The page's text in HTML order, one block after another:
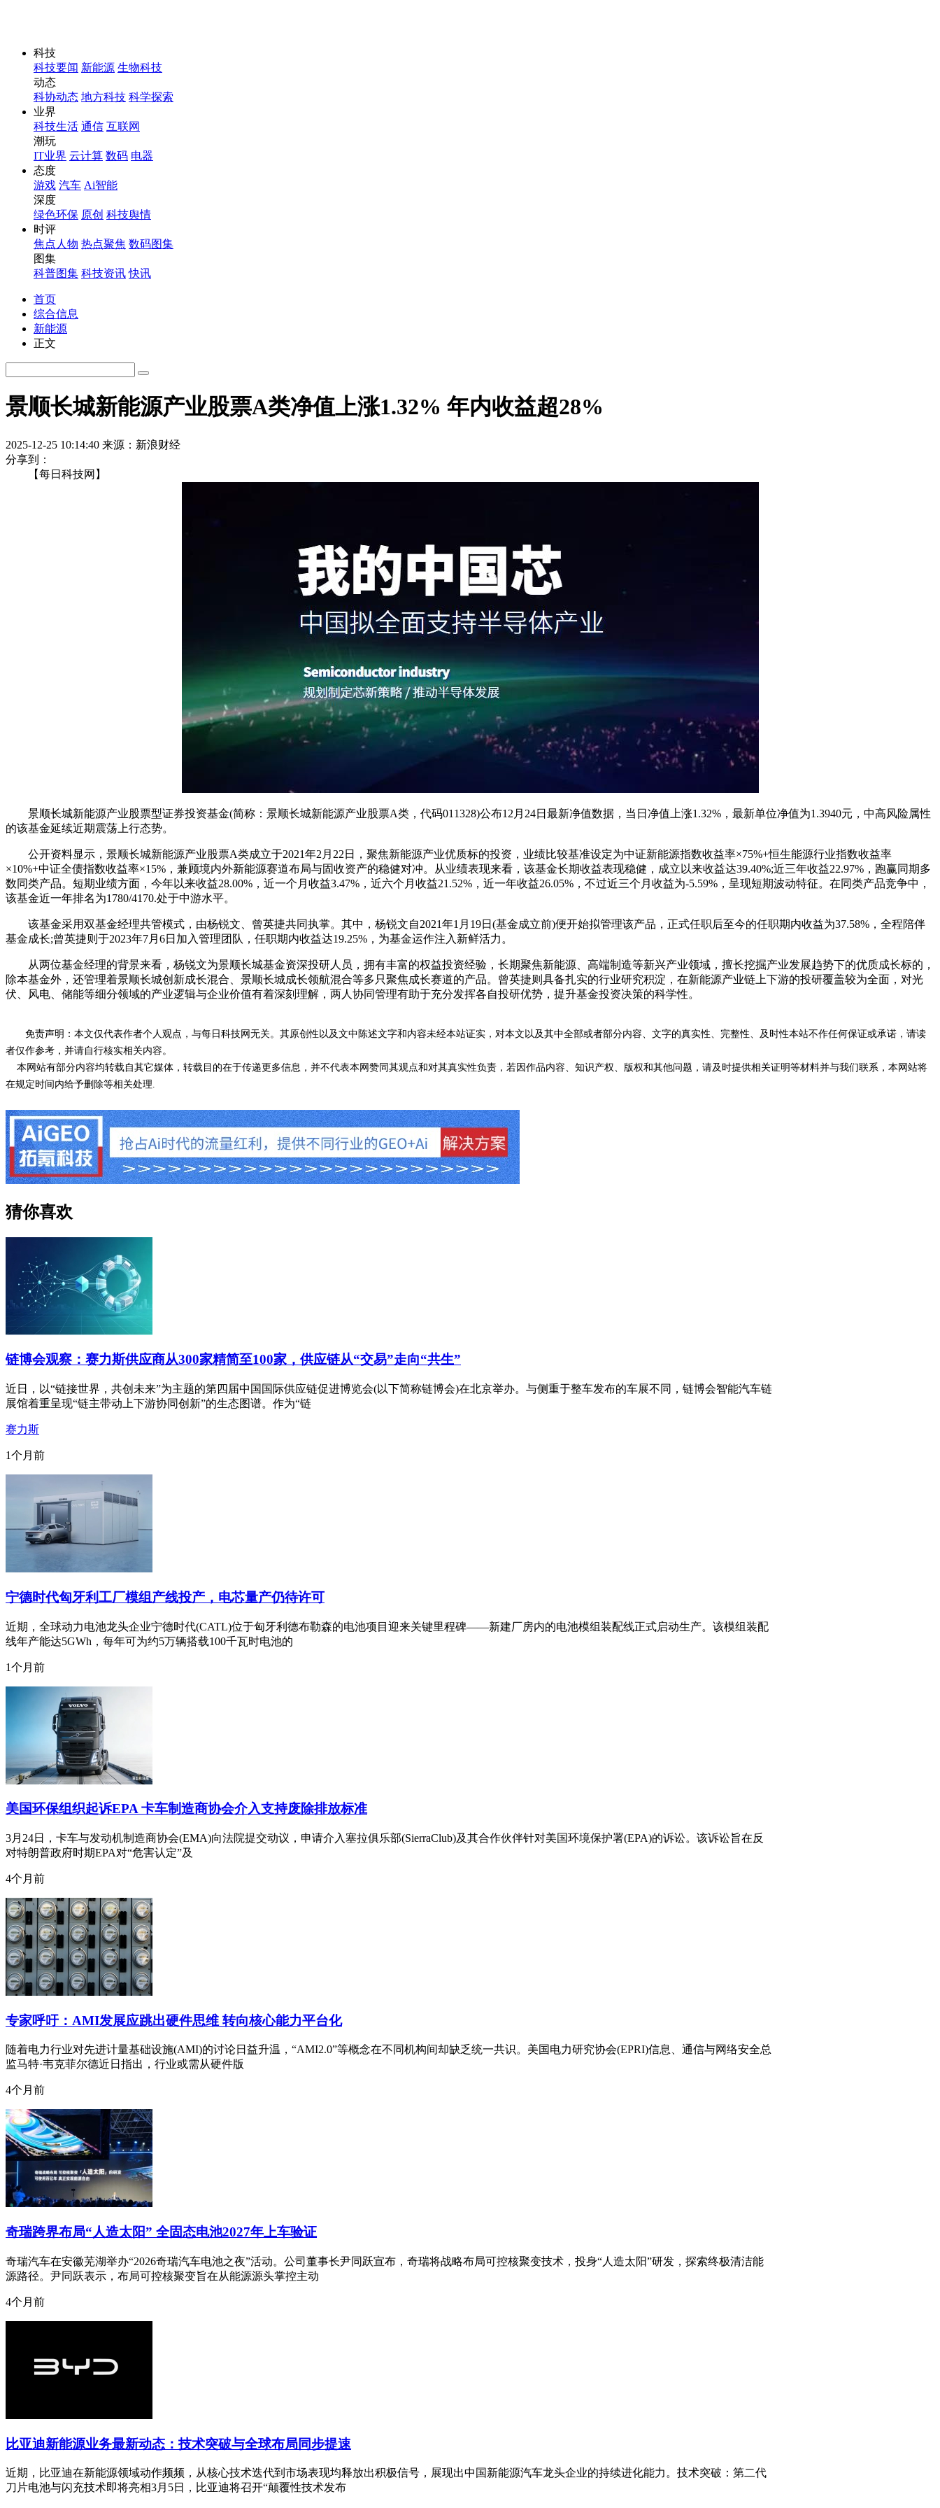
科技
科技要闻 新能源 生物科技
动态
科协动态 地方科技 科学探索
业界
科技生活 通信 互联网
潮玩
IT业界 云计算 数码 电器
态度
游戏 汽车 Ai智能
深度
绿色环保 原创 科技舆情
时评
焦点人物 热点聚焦 数码图集
图集
科普图集 科技资讯 快讯
首页
综合信息
新能源
正文
景顺长城新能源产业股票A类净值上涨1.32% 年内收益超28%
2025-12-25 10:14:40 来源：新浪财经
分享到：
【每日科技网】
景顺长城新能源产业股票型证券投资基金(简称：景顺长城新能源产业股票A类，代码011328)公布12月24日最新净值数据，当日净值上涨1.32%，最新单位净值为1.3940元，中高风险属性
的该基金延续近期震荡上行态势。
公开资料显示，景顺长城新能源产业股票A类成立于2021年2月22日，聚焦新能源产业优质标的投资，业绩比较基准设定为中证新能源指数收益率×75%+恒生能源行业指数收益率
×10%+中证全债指数收益率×15%，兼顾境内外新能源赛道布局与固收资产的稳健对冲。从业绩表现来看，该基金长期收益表现稳健，成立以来收益达39.40%;近三年收益22.97%，跑赢同期多
数同类产品。短期业绩方面，今年以来收益28.00%，近一个月收益3.47%，近六个月收益21.52%，近一年收益26.05%，不过近三个月收益为-5.59%，呈现短期波动特征。在同类产品竞争中，
该基金近一年排名为1780/4170.处于中游水平。
该基金采用双基金经理共管模式，由杨锐文、曾英捷共同执掌。其中，杨锐文自2021年1月19日(基金成立前)便开始拟管理该产品，正式任职后至今的任职期内收益为37.58%，全程陪伴
基金成长;曾英捷则于2023年7月6日加入管理团队，任职期内收益达19.25%，为基金运作注入新鲜活力。
从两位基金经理的背景来看，杨锐文为景顺长城基金资深投研人员，拥有丰富的权益投资经验，长期聚焦新能源、高端制造等新兴产业领域，擅长挖掘产业发展趋势下的优质成长标的，
除本基金外，还管理着景顺长城创新成长混合、景顺长城成长领航混合等多只聚焦成长赛道的产品。曾英捷则具备扎实的行业研究积淀，在新能源产业链上下游的投研覆盖较为全面，对光
伏、风电、储能等细分领域的产业逻辑与企业价值有着深刻理解，两人协同管理有助于充分发挥各自投研优势，提升基金投资决策的科学性。
免责声明：本文仅代表作者个人观点，与每日科技网无关。其原创性以及文中陈述文字和内容未经本站证实，对本文以及其中全部或者部分内容、文字的真实性、完整性、及时性本站不作任何保证或承诺，请读
者仅作参考，并请自行核实相关内容。
本网站有部分内容均转载自其它媒体，转载目的在于传递更多信息，并不代表本网赞同其观点和对其真实性负责，若因作品内容、知识产权、版权和其他问题，请及时提供相关证明等材料并与我们联系，本网站将
在规定时间内给予删除等相关处理.
猜你喜欢
链博会观察：赛力斯供应商从300家精简至100家，供应链从“交易”走向“共生”
近日，以“链接世界，共创未来”为主题的第四届中国国际供应链促进博览会(以下简称链博会)在北京举办。与侧重于整车发布的车展不同，链博会智能汽车链
展馆着重呈现“链主带动上下游协同创新”的生态图谱。作为“链
赛力斯
1个月前
宁德时代匈牙利工厂模组产线投产，电芯量产仍待许可
近期，全球动力电池龙头企业宁德时代(CATL)位于匈牙利德布勒森的电池项目迎来关键里程碑——新建厂房内的电池模组装配线正式启动生产。该模组装配
线年产能达5GWh，每年可为约5万辆搭载100千瓦时电池的
1个月前
美国环保组织起诉EPA 卡车制造商协会介入支持废除排放标准
3月24日，卡车与发动机制造商协会(EMA)向法院提交动议，申请介入塞拉俱乐部(SierraClub)及其合作伙伴针对美国环境保护署(EPA)的诉讼。该诉讼旨在反
对特朗普政府时期EPA对“危害认定”及
4个月前
专家呼吁：AMI发展应跳出硬件思维 转向核心能力平台化
随着电力行业对先进计量基础设施(AMI)的讨论日益升温，“AMI2.0”等概念在不同机构间却缺乏统一共识。美国电力研究协会(EPRI)信息、通信与网络安全总
监马特·韦克菲尔德近日指出，行业或需从硬件版
4个月前
奇瑞跨界布局“人造太阳” 全固态电池2027年上车验证
奇瑞汽车在安徽芜湖举办“2026奇瑞汽车电池之夜”活动。公司董事长尹同跃宣布，奇瑞将战略布局可控核聚变技术，投身“人造太阳”研发，探索终极清洁能
源路径。尹同跃表示，布局可控核聚变旨在从能源源头掌控主动
4个月前
比亚迪新能源业务最新动态：技术突破与全球布局同步提速
近期，比亚迪在新能源领域动作频频，从核心技术迭代到市场表现均释放出积极信号，展现出中国新能源汽车龙头企业的持续进化能力。技术突破：第二代
刀片电池与闪充技术即将亮相3月5日，比亚迪将召开“颠覆性技术发布